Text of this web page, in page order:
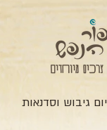
יום גיבוש וסדנאות